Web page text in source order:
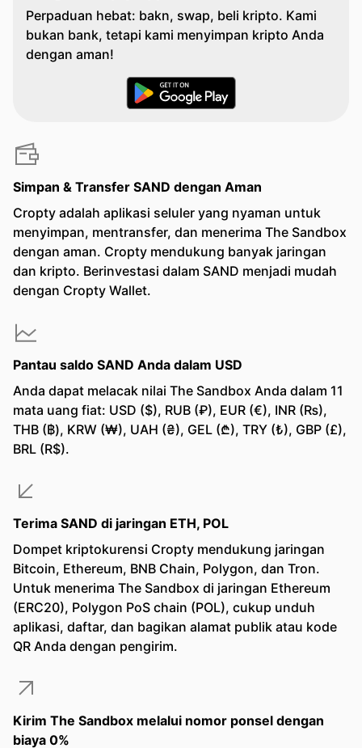
Perpaduan hebat: bakn, swap, beli kripto. Kami
bukan bank, tetapi kami menyimpan kripto Anda
dengan aman!
Simpan & Transfer SAND dengan Aman
Cropty adalah aplikasi seluler yang nyaman untuk
menyimpan, mentransfer, dan menerima The Sandbox
dengan aman. Cropty mendukung banyak jaringan
dan kripto. Berinvestasi dalam SAND menjadi mudah
dengan Cropty Wallet.
Pantau saldo SAND Anda dalam USD
Anda dapat melacak nilai The Sandbox Anda dalam 11
mata uang fiat: USD ($), RUB (₽), EUR (€), INR (₨),
THB (฿), KRW (₩), UAH (₴), GEL (₾), TRY (₺), GBP (£),
BRL (R$).
Terima SAND di jaringan ETH, POL
Dompet kriptokurensi Cropty mendukung jaringan
Bitcoin, Ethereum, BNB Chain, Polygon, dan Tron.
Untuk menerima The Sandbox di jaringan Ethereum
(ERC20), Polygon PoS chain (POL), cukup unduh
aplikasi, daftar, dan bagikan alamat publik atau kode
QR Anda dengan pengirim.
Kirim The Sandbox melalui nomor ponsel dengan
biaya 0%